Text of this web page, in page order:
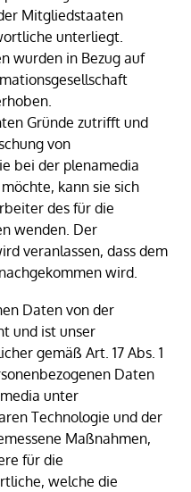
Mitgliedstaaten
unterliegt.
wurden in Bezug auf
Gründe zutrifft und
von
bei der plenamedia
kann sie sich
des für die
wenden. Der
veranlassen, dass dem
wird.
Daten von der
und ist unser
gemäß Art. 17 Abs. 1
Daten
unter
Technologie und der
Maßnahmen,
für die
welche die